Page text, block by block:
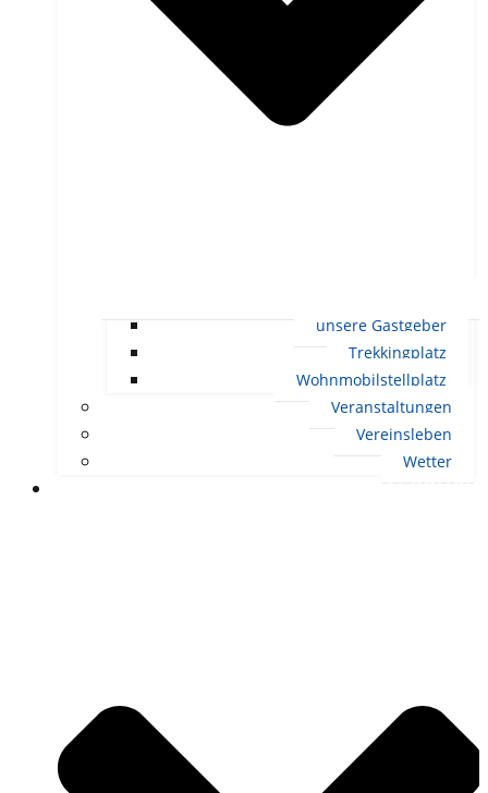
unsere Gastgeber
Trekkingplatz
Wohnmobilstellplatz
Veranstaltungen
Vereinsleben
Wetter
LEBEN IN ERNDTEBRÜCK